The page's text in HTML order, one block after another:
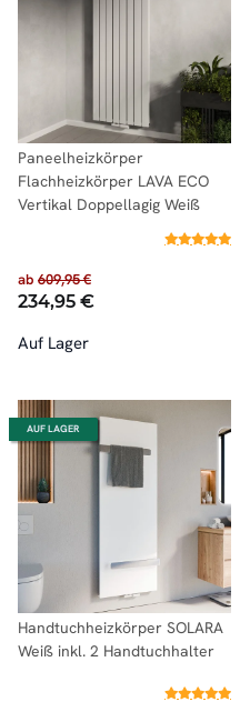
Paneelheizkörper
Flachheizkörper LAVA ECO
Vertikal Doppellagig Weiß
ab 609,95 €
234,95 €
Auf Lager
AUF LAGER
Handtuchheizkörper SOLARA
Weiß inkl. 2 Handtuchhalter